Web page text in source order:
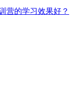
营的学习效果好？